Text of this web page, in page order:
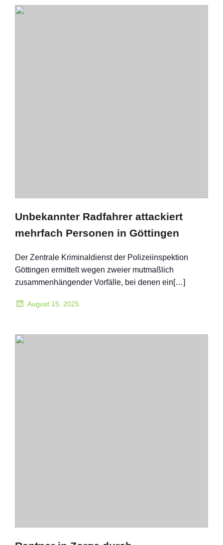
Unbekannter Radfahrer attackiert
mehrfach Personen in Göttingen
Der Zentrale Kriminaldienst der Polizeiinspektion
Göttingen ermittelt wegen zweier mutmaßlich
zusammenhängender Vorfälle, bei denen ein[…]
August 15, 2025